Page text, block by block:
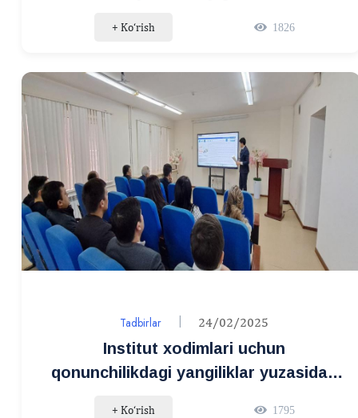
+ Ko‘rish 1826
Tadbirlar 24/02/2025
Institut xodimlari uchun
qonunchilikdagi yangiliklar yuzasidan
+ Ko‘rish 1795